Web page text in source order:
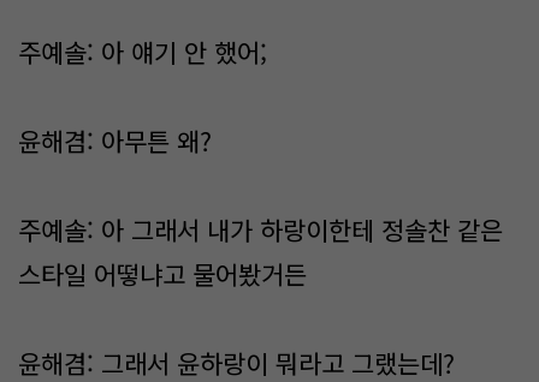
주예솔: 아 얘기 안 했어;
윤해겸: 아무튼 왜?
주예솔: 아 그래서 내가 하랑이한테 정솔찬 같은
스타일 어떻냐고 물어봤거든
윤해겸: 그래서 윤하랑이 뭐라고 그랬는데?